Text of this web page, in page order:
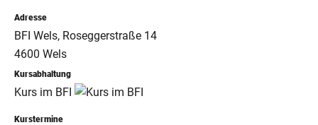
Adresse
BFI Wels, Roseggerstraße 14
4600 Wels
Kursabhaltung
Kurs im BFI
Kurstermine